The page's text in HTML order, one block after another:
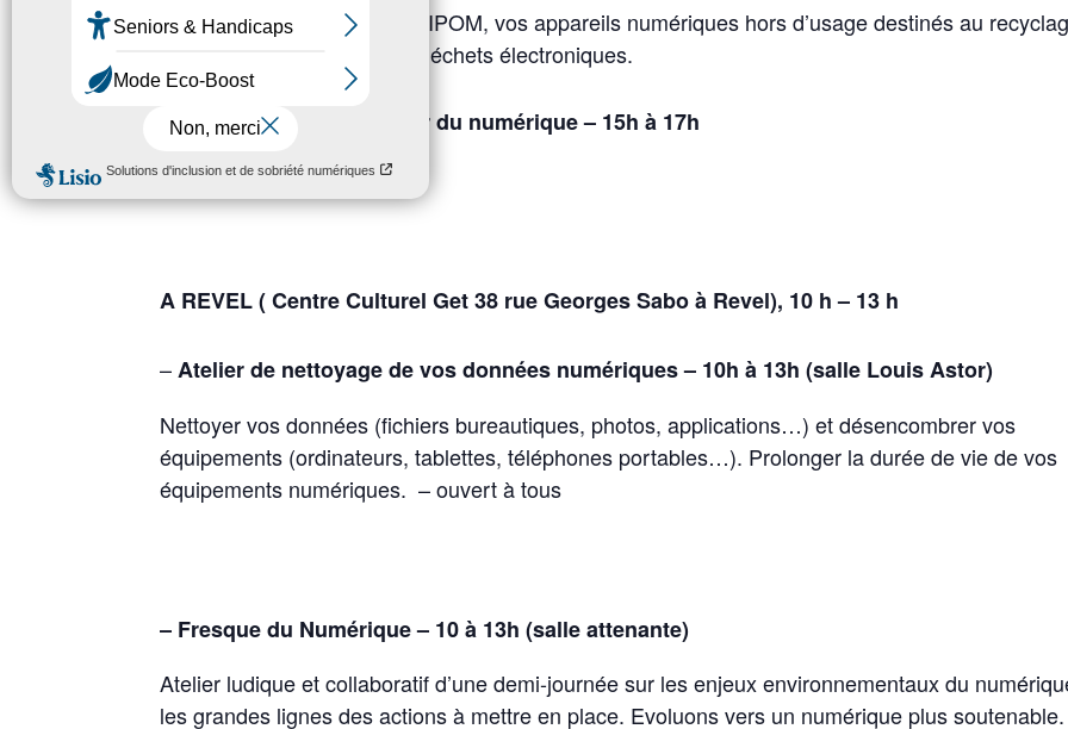
Nous collecterons, pour le SIPOM, vos appareils numériques hors d’usage destinés au
But : favoriser la filière des déchets électroniques.
Animations du jeux autour du numérique – 15h à 17h
Phone Impact et autres …
A REVEL ( Centre Culturel Get 38 rue Georges Sabo à Revel), 10 h – 13 h
– Atelier de nettoyage de vos données numériques – 10h à 13h (salle Louis Astor)
Nettoyer vos données (fichiers bureautiques, photos, applications…) et désencombrer vos
équipements (ordinateurs, tablettes, téléphones portables…). Prolonger la durée de vie de vos
équipements numériques. – ouvert à tous
– Fresque du Numérique – 10 à 13h (salle attenante)
Atelier ludique et collaboratif d’une demi-journée sur les enjeux environnementaux du
les grandes lignes des actions à mettre en place. Evoluons vers un numerique plus soutenable.